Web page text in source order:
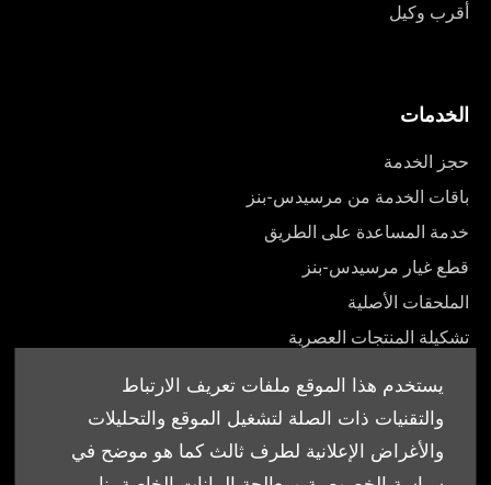
يستخدم هذا الموقع ملفات تعريف الارتباط
والتقنيات ذات الصلة لتشغيل الموقع والتحليلات
والأغراض الإعلانية لطرف ثالث كما هو موضح في
أقرب وكيل
الخدمات
حجز الخدمة
باقات الخدمة من مرسيدس-بنز
خدمة المساعدة على الطريق
قطع غيار مرسيدس-بنز
الملحقات الأصلية
تشكيلة المنتجات العصرية